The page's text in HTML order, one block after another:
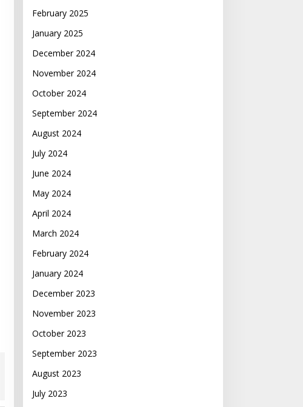
February 2025
January 2025
December 2024
November 2024
October 2024
September 2024
August 2024
July 2024
June 2024
May 2024
April 2024
March 2024
February 2024
January 2024
December 2023
November 2023
October 2023
September 2023
August 2023
July 2023